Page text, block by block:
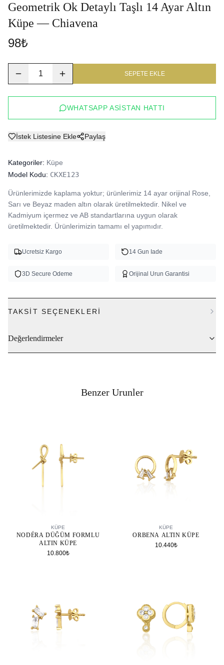
Geometrik Ok Detaylı Taşlı 14 Ayar Altın
Küpe — Chiavena
98₺
1 SEPETE EKLE
WHATSAPP ASISTAN HATTI
İstek Listesine Ekle Paylaş
Kategoriler: Küpe
Model Kodu: CKXE123
Ürünlerimizde kaplama yoktur; ürünlerimiz 14 ayar orijinal Rose,
Sarı ve Beyaz maden altın olarak üretilmektedir. Nikel ve
Kadmiyum içermez ve AB standartlarına uygun olarak
üretilmektedir. Ürünlerimizin tamamı el yapımıdır.
Ucretsiz Kargo 14 Gun Iade
3D Secure Odeme Orijinal Urun Garantisi
TAKSIT SEÇENEKLERI
Değerlendirmeler
Benzer Urunler
KÜPE
NODÉRA DÜĞÜM FORMLU
ALTIN KÜPE
10.800₺
KÜPE
ORBENA ALTIN KÜPE
10.440₺